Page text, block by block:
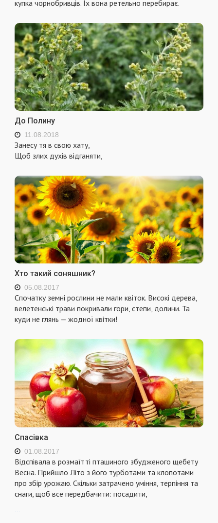
купка чорнобривців. Їх вона ретельно перебирає.
До Полину
11.08.2018
Занесу тя в свою хату,
Щоб злих духів відганяти,
Хто такий соняшник?
05.08.2017
Спочатку земні рослини не мали квіток. Високі дерева,
веле­тенські трави покривали гори, степи, долини. Та
куди не глянь — жодної квітки!
Спасівка
01.08.2017
Відспівала в розмаїтті пташиного збудженого щебету
Весна. Прийшло Літо з його турботами та клопотами
про збір урожаю. Скільки затрачено уміння, терпіння та
снаги, щоб все передбачити: посадити,